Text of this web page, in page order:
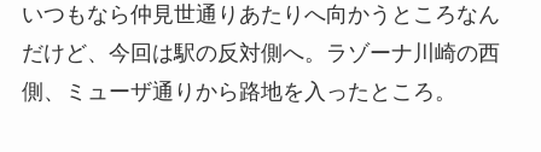
いつもなら仲見世通りあたりへ向かうところなん
だけど、今回は駅の反対側へ。ラゾーナ川崎の西
側、ミューザ通りから路地を入ったところ。